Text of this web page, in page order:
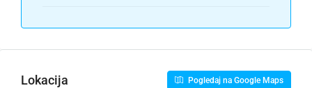
Lokacija Pogledaj na Google Maps